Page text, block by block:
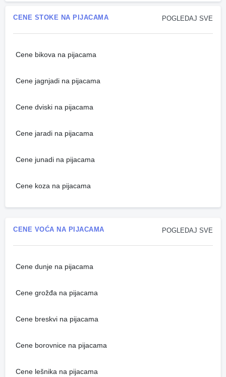
POGLEDAJ SVE
CENE STOKE NA PIJACAMA
Cene bikova na pijacama
Cene jagnjadi na pijacama
Cene dviski na pijacama
Cene jaradi na pijacama
Cene junadi na pijacama
Cene koza na pijacama
POGLEDAJ SVE
CENE VOĆA NA PIJACAMA
Cene dunje na pijacama
Cene grožđa na pijacama
Cene breskvi na pijacama
Cene borovnice na pijacama
Cene lešnika na pijacama